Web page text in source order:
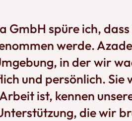
GmbH spüre ich, dass
werde.
in der wir
und persönlich. Sie
ist, kennen
die wir